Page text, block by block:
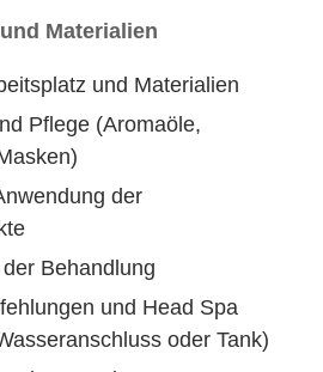
Materialien
und Materialien
Pflege (Aromaöle,
der
Behandlung
und Head Spa
oder Tank)